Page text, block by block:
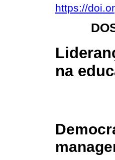
https://
na